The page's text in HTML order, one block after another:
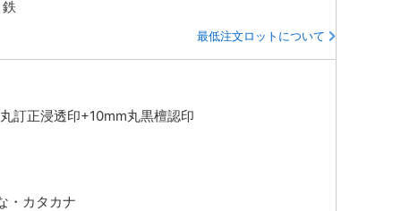
最低注文ロットについて
訂正浸透印+10mm丸黒檀認印
・カタカナ